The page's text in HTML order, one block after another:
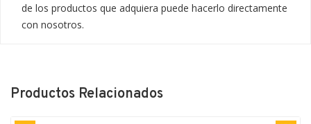
de los productos que adquiera puede hacerlo directamente
con nosotros.
Productos Relacionados